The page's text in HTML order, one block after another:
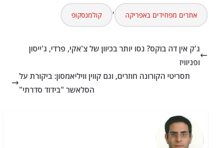
אתרים מפחידים באפריקה , קולמנסקופ
ג'ק אין דה בוקס? נסו יותר בכיוון של צ'אקי, פרדי, ג'ייסון
ופניוויז
תסריטי הקורונה חוזרים, וגם קווין וויליאמסון: ביקורת על
הסלאשר "בידוד סדרתי"